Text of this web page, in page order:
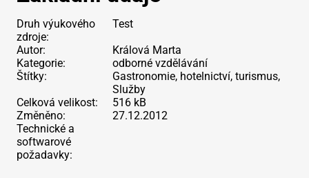
Druh výukového
zdroje:
Test
Autor:
Králová Marta
Kategorie:
odborné vzdělávání
Štítky:
Gastronomie, hotelnictví, turismus,
Služby
Celková velikost:
516 kB
Změněno:
27.12.2012
Technické a
softwarové
požadavky: